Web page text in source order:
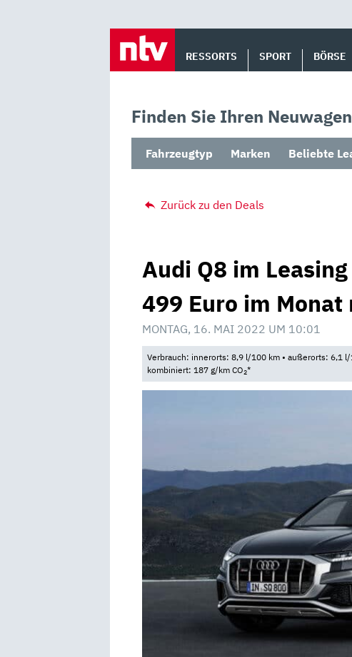
RESSORTS SPORT BÖRSE
Finden Sie Ihren
Fahrzeugtyp Marken Beliebte
Zurück zu den Deals
Audi Q8 im
499 Euro im Monat
MONTAG, 16. MAI 2022 UM 10:01
Verbrauch: innerorts: 8,9 l/100 km • außerorts: 6,1
kombiniert: 187 g/km CO2*